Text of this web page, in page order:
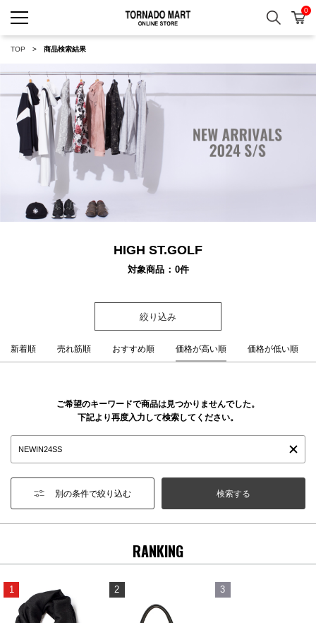
検索 カ
0
TOP 商品検索結果
HIGH ST.GOLF
対象商品 0件
絞り込み
新着順 売れ筋順 おすすめ順 価格が高い順 価格が低い順
ご希望のキーワードで商品は見つかりませんでした。
下記より再度入力して検索してください。
別の条件で絞り込む
RANKING
1 2 3